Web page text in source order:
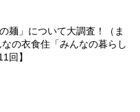
麺」について大調査！（ま
の衣食住「みんなの暮らし
回】